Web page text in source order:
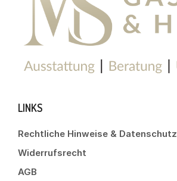
LINKS
Rechtliche Hinweise & Datenschutz
Widerrufsrecht
AGB